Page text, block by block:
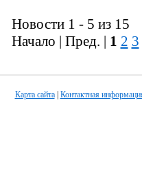
Новости 1 - 5 из 15
Начало | Пред. | 1 2 3
Карта сайта| Контактная